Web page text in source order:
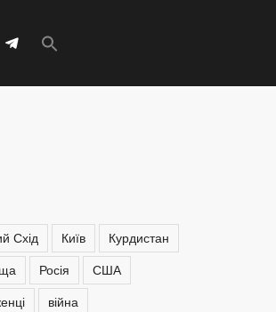
Схід Київ
Курдистан
Росія
США
війна